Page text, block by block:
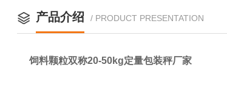
产品介绍 / PRODUCT PRESENTATION
饲料颗粒双称20-50kg定量包装秤厂家